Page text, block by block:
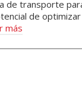
de transporte
de optimizar
más